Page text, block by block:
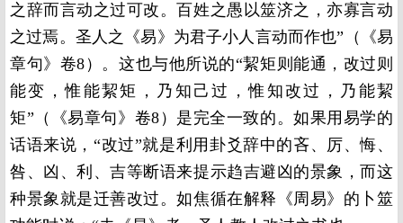
之辞而言动之过可改。百姓之愚以筮济之，亦寡言动
之过焉。圣人之《易》为君子小人言动而作也”（《易
章句》卷8）。这也与他所说的“絜矩则能通，改过则
能变，惟能絜矩，乃知己过，惟知改过，乃能絜
矩”（《易章句》卷8）是完全一致的。如果用易学的
话语来说，“改过”就是利用卦爻辞中的吝、厉、悔、
咎、凶、利、吉等断语来提示趋吉避凶的景象，而这
种景象就是迁善改过。如焦循在解释《周易》的卜筮